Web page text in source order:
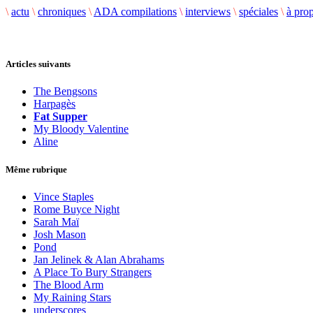
\ actu \ chroniques \ ADA compilations \ interviews \ spéciales \ à
Articles suivants
The Bengsons
Harpagès
Fat Supper
My Bloody Valentine
Aline
Même rubrique
Vince Staples
Rome Buyce Night
Sarah Maï
Josh Mason
Pond
Jan Jelinek & Alan Abrahams
A Place To Bury Strangers
The Blood Arm
My Raining Stars
underscores